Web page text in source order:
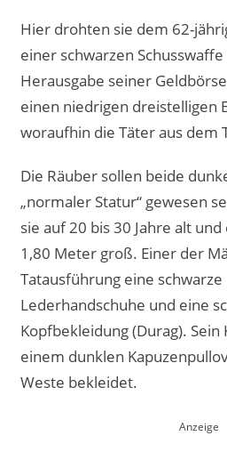
Hier drohten sie dem 62-
einer schwarzen
Herausgabe seiner
einen niedrigen dreistelligen
woraufhin die Täter aus dem
Die Räuber sollen beide
„normaler Statur“ gewesen
sie auf 20 bis 30 Jahre alt
1,80 Meter groß. Einer der
Tatausführung eine
Lederhandschuhe und eine
Kopfbekleidung (Durag).
einem dunklen
Weste bekleidet.